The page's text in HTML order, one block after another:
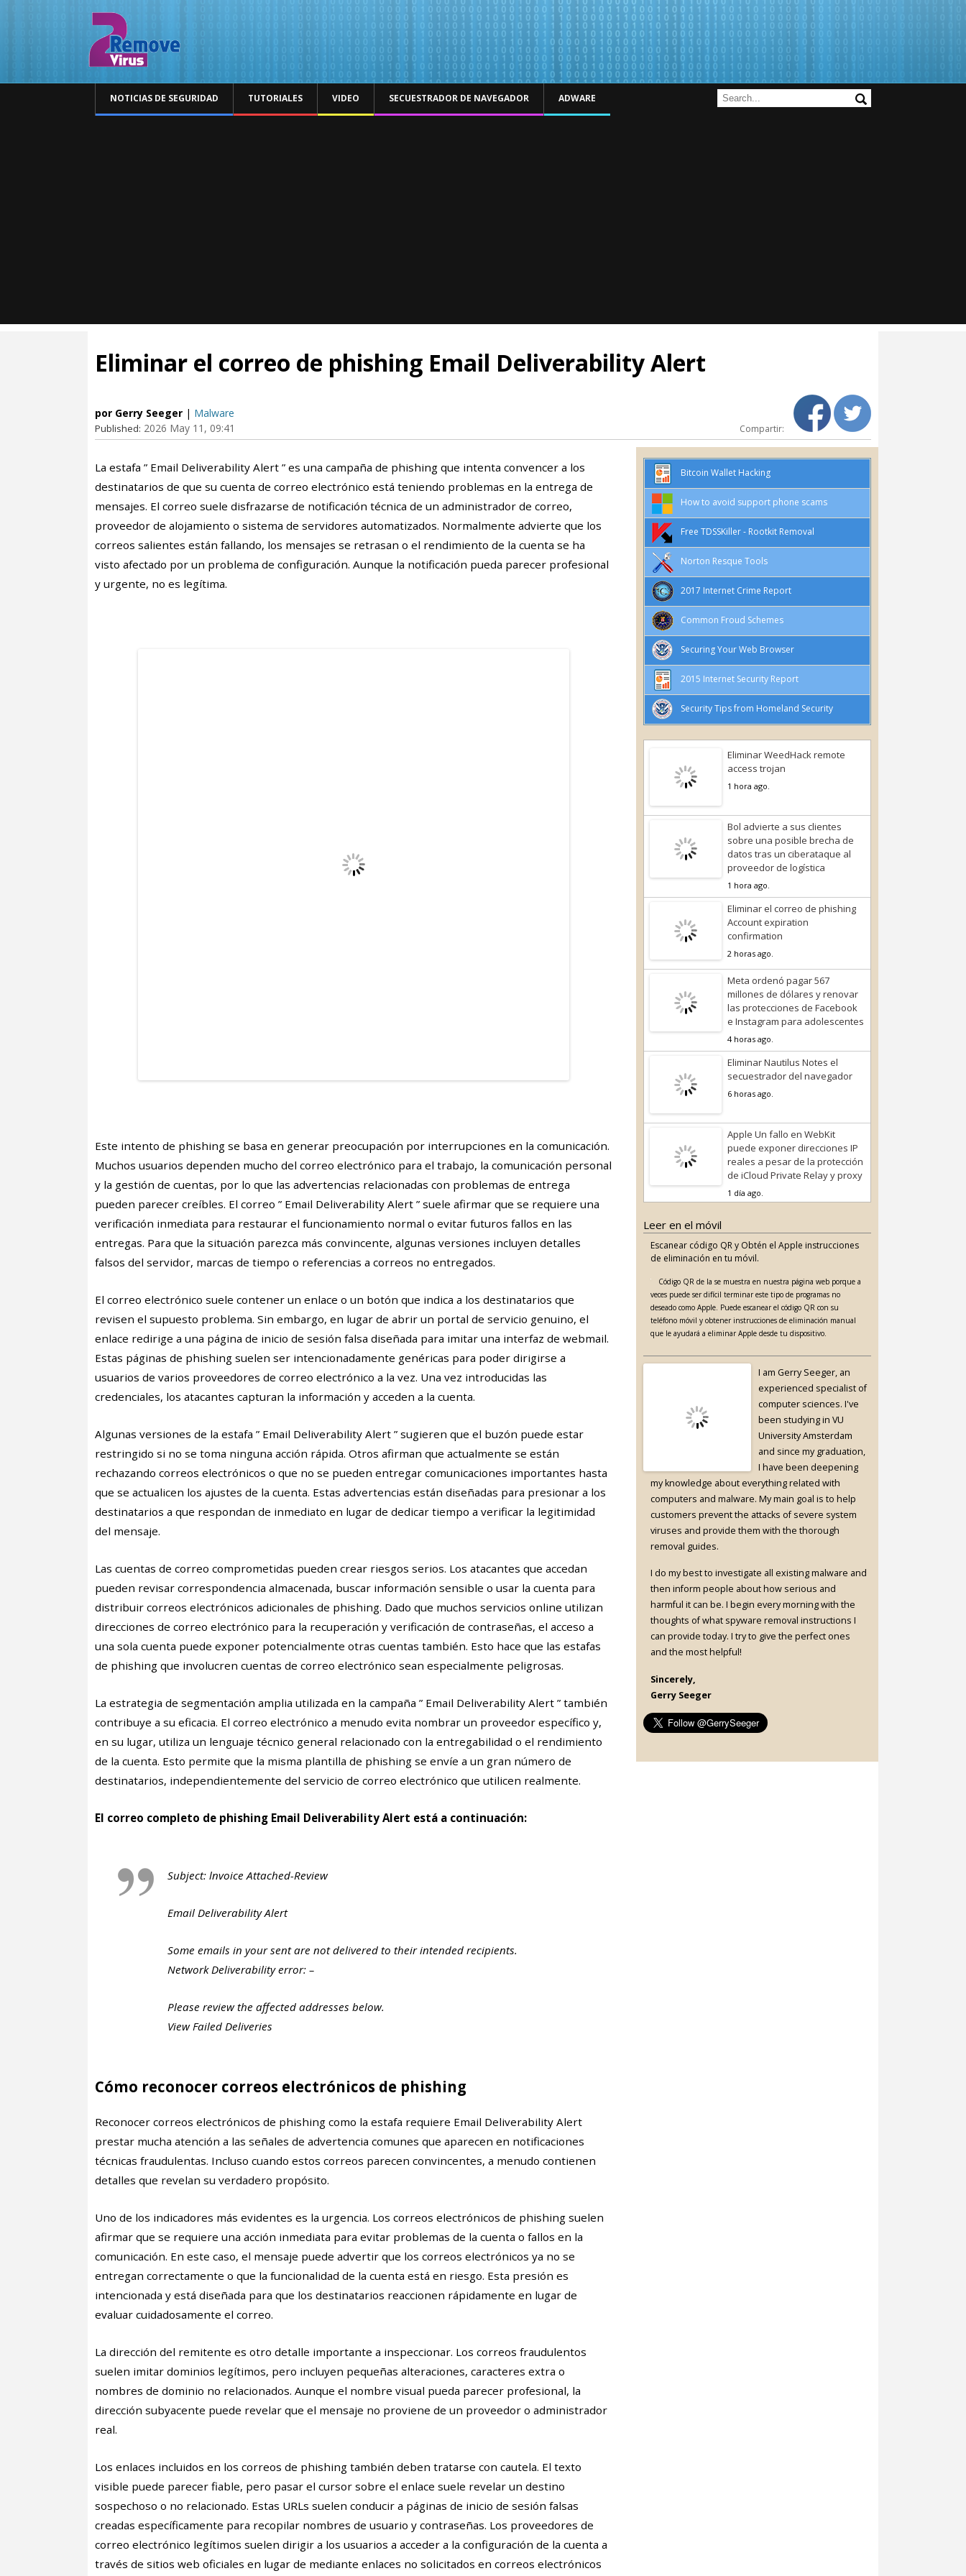
NOTICIAS DE SEGURIDAD TUTORIALES VIDEO SECUESTRADOR DE NAVEGADOR ADWARE
Eliminar el correo de phishing Email Deliverability Alert
por Gerry Seeger | Malware
Published: 2026 May 11, 09:41 Compartir:
La estafa ” Email Deliverability Alert ” es una campaña de phishing que intenta convencer a los
destinatarios de que su cuenta de correo electrónico está teniendo problemas en la entrega de
mensajes. El correo suele disfrazarse de notificación técnica de un administrador de correo,
proveedor de alojamiento o sistema de servidores automatizados. Normalmente advierte que los
correos salientes están fallando, los mensajes se retrasan o el rendimiento de la cuenta se ha
visto afectado por un problema de configuración. Aunque la notificación pueda parecer profesional
y urgente, no es legítima.
Este intento de phishing se basa en generar preocupación por interrupciones en la comunicación.
Muchos usuarios dependen mucho del correo electrónico para el trabajo, la comunicación personal
y la gestión de cuentas, por lo que las advertencias relacionadas con problemas de entrega
pueden parecer creíbles. El correo ” Email Deliverability Alert ” suele afirmar que se requiere una
verificación inmediata para restaurar el funcionamiento normal o evitar futuros fallos en las
entregas. Para que la situación parezca más convincente, algunas versiones incluyen detalles
falsos del servidor, marcas de tiempo o referencias a correos no entregados.
El correo electrónico suele contener un enlace o un botón que indica a los destinatarios que
revisen el supuesto problema. Sin embargo, en lugar de abrir un portal de servicio genuino, el
enlace redirige a una página de inicio de sesión falsa diseñada para imitar una interfaz de webmail.
Estas páginas de phishing suelen ser intencionadamente genéricas para poder dirigirse a
usuarios de varios proveedores de correo electrónico a la vez. Una vez introducidas las
credenciales, los atacantes capturan la información y acceden a la cuenta.
Algunas versiones de la estafa ” Email Deliverability Alert ” sugieren que el buzón puede estar
restringido si no se toma ninguna acción rápida. Otros afirman que actualmente se están
rechazando correos electrónicos o que no se pueden entregar comunicaciones importantes hasta
que se actualicen los ajustes de la cuenta. Estas advertencias están diseñadas para presionar a los
destinatarios a que respondan de inmediato en lugar de dedicar tiempo a verificar la legitimidad
del mensaje.
Las cuentas de correo comprometidas pueden crear riesgos serios. Los atacantes que accedan
pueden revisar correspondencia almacenada, buscar información sensible o usar la cuenta para
distribuir correos electrónicos adicionales de phishing. Dado que muchos servicios online utilizan
direcciones de correo electrónico para la recuperación y verificación de contraseñas, el acceso a
una sola cuenta puede exponer potencialmente otras cuentas también. Esto hace que las estafas
de phishing que involucren cuentas de correo electrónico sean especialmente peligrosas.
La estrategia de segmentación amplia utilizada en la campaña ” Email Deliverability Alert ” también
contribuye a su eficacia. El correo electrónico a menudo evita nombrar un proveedor específico y,
en su lugar, utiliza un lenguaje técnico general relacionado con la entregabilidad o el rendimiento
de la cuenta. Esto permite que la misma plantilla de phishing se envíe a un gran número de
destinatarios, independientemente del servicio de correo electrónico que utilicen realmente.
El correo completo de phishing Email Deliverability Alert está a continuación:
Subject: lnvoice Attached-Review
Email Deliverability Alert
Some emails in your sent are not delivered to their intended recipients.
Network Deliverability error: –
Please review the affected addresses below.
View Failed Deliveries
Cómo reconocer correos electrónicos de phishing
Reconocer correos electrónicos de phishing como la estafa requiere Email Deliverability Alert
prestar mucha atención a las señales de advertencia comunes que aparecen en notificaciones
técnicas fraudulentas. Incluso cuando estos correos parecen convincentes, a menudo contienen
detalles que revelan su verdadero propósito.
Uno de los indicadores más evidentes es la urgencia. Los correos electrónicos de phishing suelen
afirmar que se requiere una acción inmediata para evitar problemas de la cuenta o fallos en la
comunicación. En este caso, el mensaje puede advertir que los correos electrónicos ya no se
entregan correctamente o que la funcionalidad de la cuenta está en riesgo. Esta presión es
intencionada y está diseñada para que los destinatarios reaccionen rápidamente en lugar de
evaluar cuidadosamente el correo.
La dirección del remitente es otro detalle importante a inspeccionar. Los correos fraudulentos
suelen imitar dominios legítimos, pero incluyen pequeñas alteraciones, caracteres extra o
nombres de dominio no relacionados. Aunque el nombre visual pueda parecer profesional, la
dirección subyacente puede revelar que el mensaje no proviene de un proveedor o administrador
real.
Los enlaces incluidos en los correos de phishing también deben tratarse con cautela. El texto
visible puede parecer fiable, pero pasar el cursor sobre el enlace suele revelar un destino
sospechoso o no relacionado. Estas URLs suelen conducir a páginas de inicio de sesión falsas
creadas específicamente para recopilar nombres de usuario y contraseñas. Los proveedores de
correo electrónico legítimos suelen dirigir a los usuarios a acceder a la configuración de la cuenta a
través de sitios web oficiales en lugar de mediante enlaces no solicitados en correos electrónicos
Bitcoin Wallet Hacking
How to avoid support phone scams
Free TDSSKiller - Rootkit Removal
Norton Resque Tools
2017 Internet Crime Report
Common Froud Schemes
Securing Your Web Browser
2015 Internet Security Report
Security Tips from Homeland Security
Eliminar WeedHack remote
access trojan
1 hora ago.
Bol advierte a sus clientes
sobre una posible brecha de
datos tras un ciberataque al
proveedor de logística
1 hora ago.
Eliminar el correo de phishing
Account expiration
confirmation
2 horas ago.
Meta ordenó pagar 567
millones de dólares y renovar
las protecciones de Facebook
e Instagram para adolescentes
4 horas ago.
Eliminar Nautilus Notes el
secuestrador del navegador
6 horas ago.
Apple Un fallo en WebKit
puede exponer direcciones IP
reales a pesar de la protección
de iCloud Private Relay y proxy
1 día ago.
Leer en el móvil
Escanear código QR y Obtén el Apple instrucciones
de eliminación en tu móvil.
Código QR de la se muestra en nuestra página web porque a
veces puede ser difícil terminar este tipo de programas no
deseado como Apple. Puede escanear el código QR con su
teléfono móvil y obtener instrucciones de eliminación manual
que le ayudará a eliminar Apple desde tu dispositivo.
I am Gerry Seeger, an
experienced specialist of
computer sciences. I've
been studying in VU
University Amsterdam
and since my graduation,
I have been deepening
my knowledge about everything related with
computers and malware. My main goal is to help
customers prevent the attacks of severe system
viruses and provide them with the thorough
removal guides.
I do my best to investigate all existing malware and
then inform people about how serious and
harmful it can be. I begin every morning with the
thoughts of what spyware removal instructions I
can provide today. I try to give the perfect ones
and the most helpful!
Sincerely,
Gerry Seeger